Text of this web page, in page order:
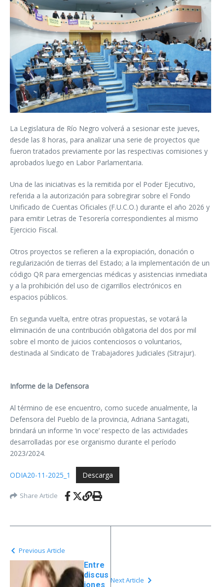
La Legislatura de Río Negro volverá a sesionar este jueves,
desde las 8 horas, para analizar una serie de proyectos que
fueron tratados previamente por las respectivas comisiones y
aprobados luego en Labor Parlamentaria.
Una de las iniciativas es la remitida por el Poder Ejecutivo,
referida a la autorización para sobregirar sobre el Fondo
Unificado de Cuentas Oficiales (F.U.C.O.) durante el año 2026 y
para emitir Letras de Tesorería correspondientes al mismo
Ejercicio Fiscal.
Otros proyectos se refieren a la expropiación, donación o
regularización de tierras del Estado; a la implementación de un
código QR para emergencias médicas y asistencias inmediata
y a la prohibición del uso de cigarrillos electrónicos en
espacios públicos.
En segunda vuelta, entre otras propuestas, se votará la
eliminación de una contribución obligatoria del dos por mil
sobre el monto de juicios contenciosos o voluntarios,
destinada al Sindicato de Trabajadores Judiciales (Sitrajur).
Informe de la Defensora
Al término de ese encuentro, como sucede anualmente, la
Defensora del Pueblo de la provincia, Adriana Santagati,
brindará un informe ‘in voce’ respecto de las actividades
desarrolladas por ese organismo durante el período
2023/2024.
ODIA20-11-2025_1 Descarga
Share Article
Previous Article
Entre
discus
iones
Next Article